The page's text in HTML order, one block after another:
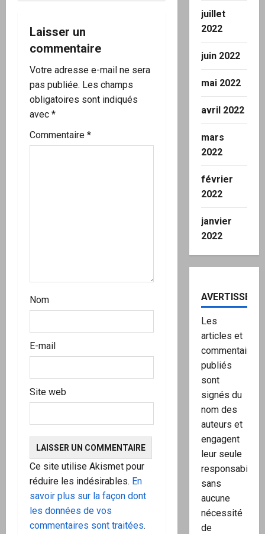
d
’
a
r
t
Laisser un
commentaire
Votre adresse e-mail ne sera
pas publiée. Les champs
obligatoires sont indiqués
avec *
Commentaire *
Nom
E-mail
Site web
Ce site utilise Akismet pour
réduire les indésirables. En
savoir plus sur la façon dont
les données de vos
commentaires sont traitées.
juillet
2022
juin 2022
mai 2022
avril 2022
mars
2022
février
2022
janvier
2022
Les
articles et
commentaires
publiés
sont
signés du
nom des
auteurs et
engagent
leur seule
responsabilité,
sans
aucune
nécessité
de